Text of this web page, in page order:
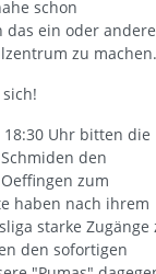
schon
das ein oder
zu machen.
18:30 Uhr bitten die
den
zum
haben nach ihrem
starke Zugänge
den sofortigen